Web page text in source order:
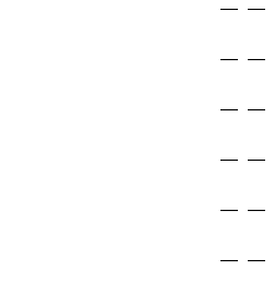
— —
— —
— —
— —
— —
— —